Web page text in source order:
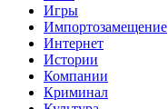
Игры
Импортозамещение
Интернет
Истории
Компании
Криминал